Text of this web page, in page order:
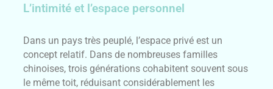
L’intimité et l’espace personnel
Dans un pays très peuplé, l’espace privé est un
concept relatif. Dans de nombreuses familles
chinoises, trois générations cohabitent souvent sous
le même toit, réduisant considérablement les